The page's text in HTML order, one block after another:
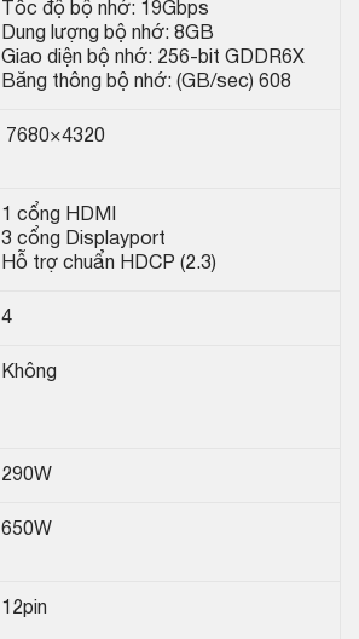
Tốc độ bộ nhớ: 19Gbps
Dung lượng bộ nhớ: 8GB
Giao diện bộ nhớ: 256-bit GDDR6X
Băng thông bộ nhớ: (GB/sec) 608
7680×4320
1 cổng HDMI
3 cổng Displayport
Hỗ trợ chuẩn HDCP (2.3)
4
Không
290W
650W
12pin